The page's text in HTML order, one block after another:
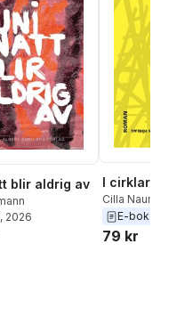
,
Rubertsson,
Cullhed
,Maria
,Sara Sylvén,
,Helena
Henriksson
blir aldrig av
, 2026
I cirklarna
Cilla Naumann
E-bok
79 kr